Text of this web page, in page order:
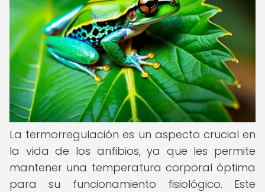
La termorregulación es un aspecto crucial en
la vida de los anfibios, ya que les permite
mantener una temperatura corporal óptima
para su funcionamiento fisiológico. Este